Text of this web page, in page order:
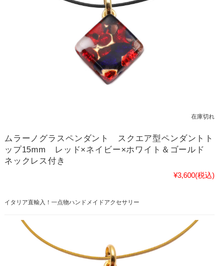
在庫切れ
ムラーノグラスペンダント スクエア型ペンダントト
ップ15mm レッド×ネイビー×ホワイト＆ゴールド
ネックレス付き
¥3,600(税込)
イタリア直輸入！一点物ハンドメイドアクセサリー